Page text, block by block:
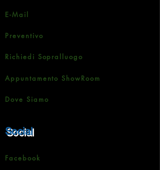
E-Mail
Preventivo
Richiedi Sopralluogo
Appuntamento ShowRoom
Dove Siamo
Social
Facebook